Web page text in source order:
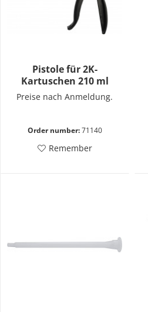
Pistole für 2K-
Kartuschen 210 ml
Metall
Preise nach Anmeldung.
Order number:71140
Remember